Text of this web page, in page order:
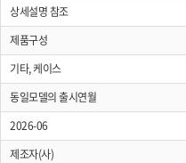
상세설명 참조
제품구성
기타, 케이스
동일모델의 출시연월
2026-06
제조자(사)